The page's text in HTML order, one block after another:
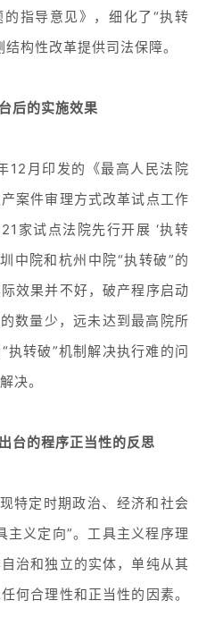
指导意见》，细化了“执转
构性改革提供司法保障。
后的实施效果
12月印发的《最高人民法院
案件审理方式改革试点工作
家试点法院先行开展 ‘执转
中院和杭州中院“执转破”的
效果并不好，破产程序启动
数量少，远未达到最高院所
执转破”机制解决执行难的问
决。
台的程序正当性的反思
特定时期政治、经济和社会
主义定向”。工具主义程序理
治和独立的实体，单纯从其
何合理性和正当性的因素。